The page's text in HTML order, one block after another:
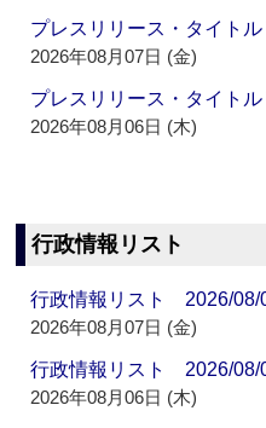
プレスリリース・タイト
2026年08月07日 (金)
プレスリリース・タイト
2026年08月06日 (木)
行政情報リスト
行政情報リスト 2026/08/
2026年08月07日 (金)
行政情報リスト 2026/08/
2026年08月06日 (木)